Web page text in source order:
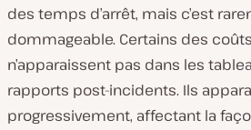
des temps d’arrêt, mais c’est
dommageable. Certains des
n’apparaissent pas dans les
rapports post-incidents. Ils
progressivement, affectant la